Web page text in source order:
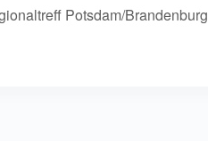
Potsdam/Brandenburg